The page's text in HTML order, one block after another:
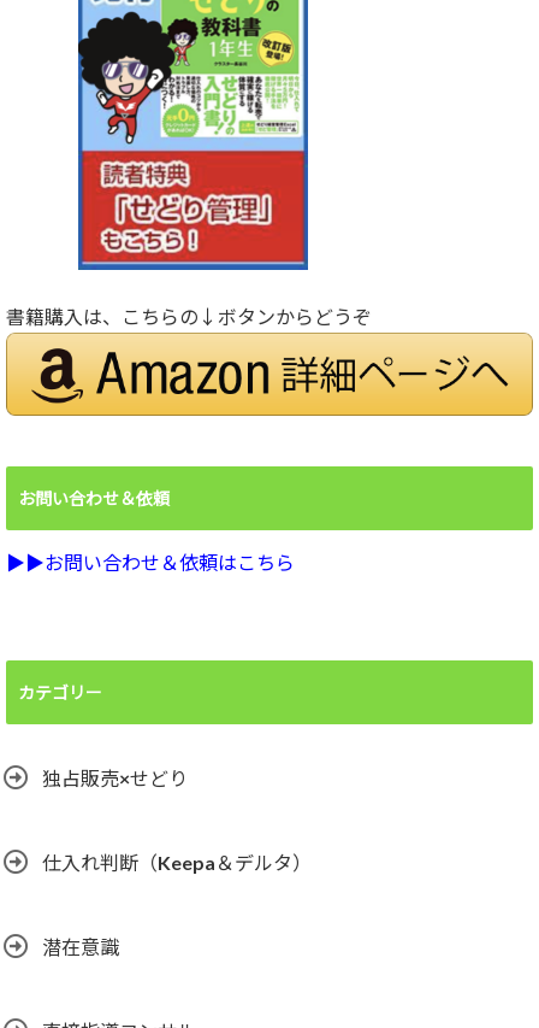
書籍購入は、こちらの↓ボタンからどうぞ
お問い合わせ＆依頼
▶︎▶︎お問い合わせ＆依頼はこちら
カテゴリー
独占販売×せどり
仕入れ判断（Keepa＆デルタ）
潜在意識